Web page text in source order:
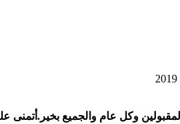
وكل عام والجميع